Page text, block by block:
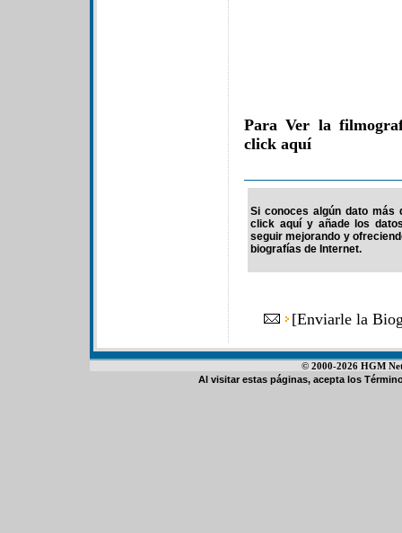
Para Ver la
click aquí
Si conoces algún dato más
click aquí y añade los
seguir mejorando y
biografías de Internet.
[Enviarle la
© 2000-2026 HGM
Al visitar estas páginas, acepta los